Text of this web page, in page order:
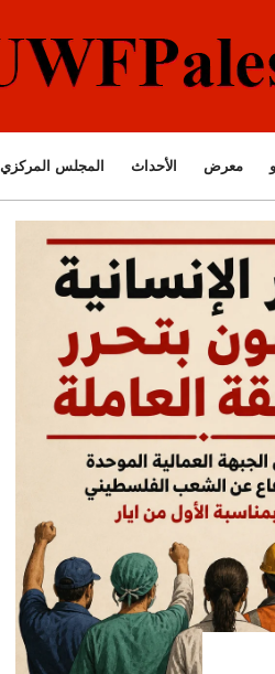
معرض الأحداث المجلس المركزي